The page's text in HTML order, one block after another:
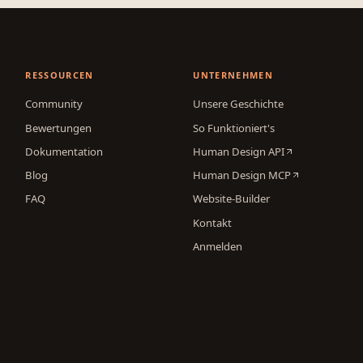
RESSOURCEN
Community
Bewertungen
Dokumentation
Blog
FAQ
UNTERNEHMEN
Unsere Geschichte
So Funktioniert's
Human Design API
Human Design MCP
Website-Builder
Kontakt
Anmelden